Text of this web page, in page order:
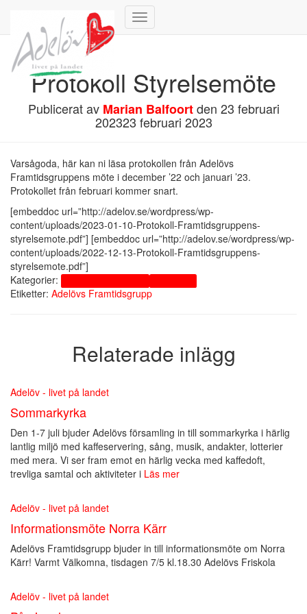
Slå på/av navigering
Protokoll Styrelsemöte
Publicerat av Marian Balfoortden 23 februari
202323 februari 2023
Varsågoda, här kan ni läsa protokollen från Adelövs
Framtidsgruppens möte i december ’22 och januari ’23.
Protokollet från februari kommer snart.
[embeddoc url=”http://adelov.se/wordpress/wp-
content/uploads/2023-01-10-Protokoll-Framtidsgruppens-
styrelsemote.pdf”] [embeddoc url=”http://adelov.se/wordpress/wp-
content/uploads/2022-12-13-Protokoll-Framtidsgruppens-
styrelsemote.pdf”]
Kategorier:
Etiketter: Adelövs Framtidsgrupp
Relaterade inlägg
Adelöv - livet på landet
Sommarkyrka
Den 1-7 juli bjuder Adelövs församling in till sommarkyrka i härlig
lantlig miljö med kaffeservering, sång, musik, andakter, lotterier
med mera. Vi ser fram emot en härlig vecka med kaffedoft,
trevliga samtal och aktiviteter i Läs mer
Adelöv - livet på landet
Informationsmöte Norra Kärr
Adelövs Framtidsgrupp bjuder in till informationsmöte om Norra
Kärr! Varmt Välkomna, tisdagen 7/5 kl.18.30 Adelövs Friskola
Adelöv - livet på landet